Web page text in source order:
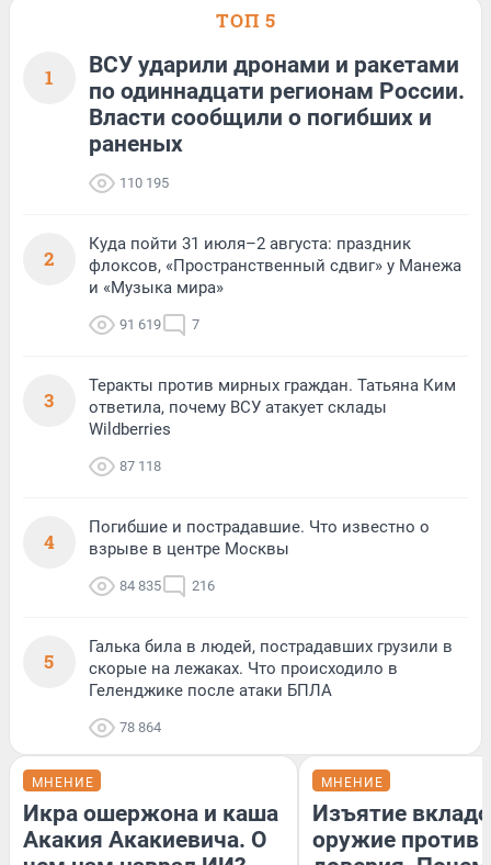
ТОП 5
1
ВСУ ударили дронами и ракетами
по одиннадцати регионам России.
Власти сообщили о погибших и
раненых
110 195
2
Куда пойти 31 июля–2 августа: праздник
флоксов, «Пространственный сдвиг» у Манежа
и «Музыка мира»
91 619 7
3
Теракты против мирных граждан. Татьяна Ким
ответила, почему ВСУ атакует склады
Wildberries
87 118
4
Погибшие и пострадавшие. Что известно о
взрыве в центре Москвы
84 835 216
5
Галька била в людей, пострадавших грузили в
скорые на лежаках. Что происходило в
Геленджике после атаки БПЛА
78 864
МНЕНИЕ
Икра ошержона и каша
Акакия Акакиевича. О
МНЕНИЕ
Изъятие
оружие против